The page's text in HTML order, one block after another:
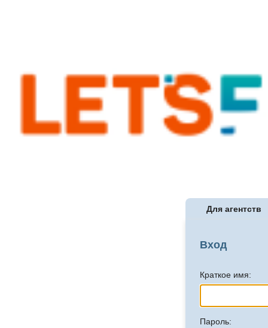
Для агентств
Вход
Краткое имя:
Пароль: